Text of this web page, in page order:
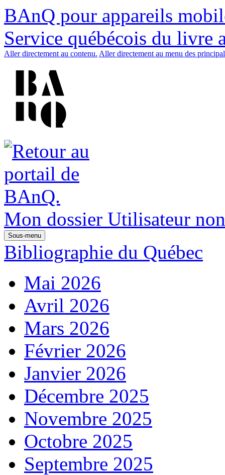
BAnQ pour appareils
Service québécois du livre
Aller directement au contenu. Aller directement au menu des
Mon dossier Utilisateur
Sous-menu
Bibliographie du Québec
Mai 2026
Avril 2026
Mars 2026
Février 2026
Janvier 2026
Décembre 2025
Novembre 2025
Octobre 2025
Septembre 2025